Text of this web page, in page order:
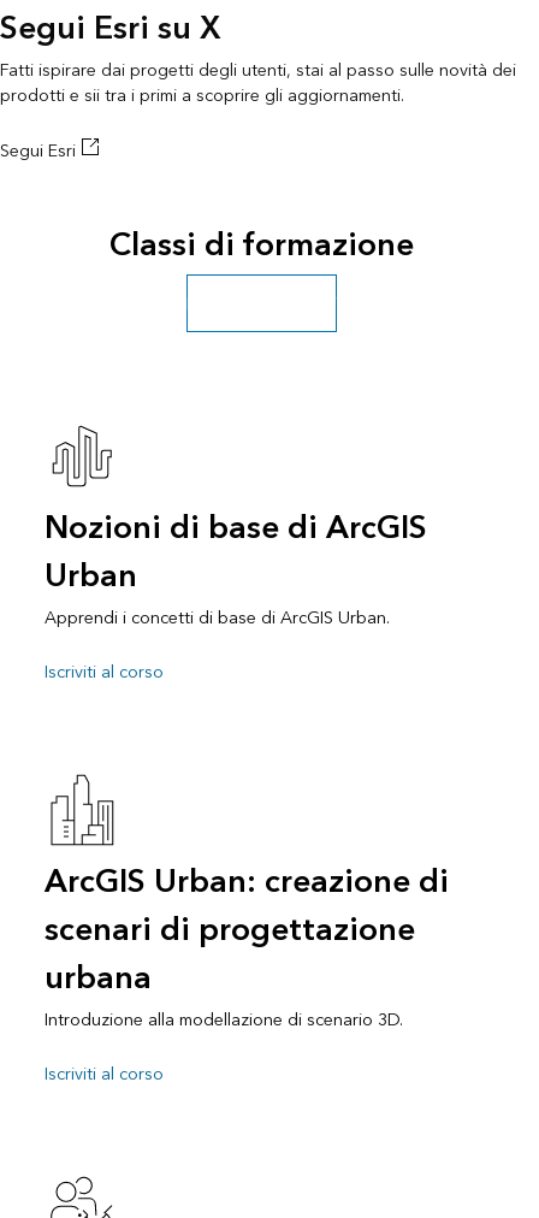
Segui Esri su X
Fatti ispirare dai progetti degli utenti, stai al passo sulle novità dei
prodotti e sii tra i primi a scoprire gli aggiornamenti.
Segui Esri
Classi di formazione
Esplorare altri corsi
Nozioni di base di ArcGIS
Urban
Apprendi i concetti di base di ArcGIS Urban.
Iscriviti al corso
ArcGIS Urban: creazione di
scenari di progettazione
urbana
Introduzione alla modellazione di scenario 3D.
Iscriviti al corso